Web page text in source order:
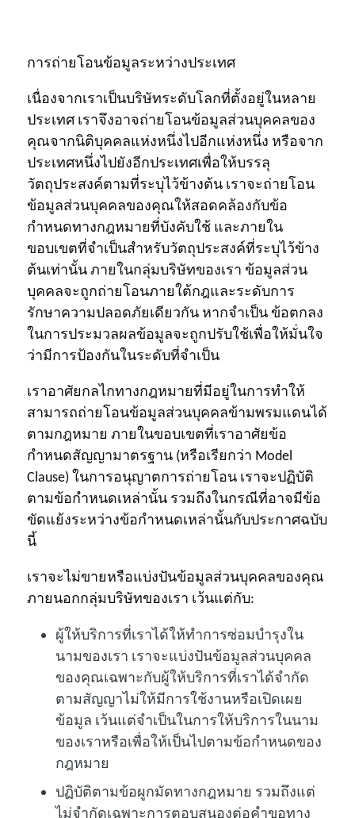
การถ่ายโอนข้อมูลระหว่างประเทศ
เนื่องจากเราเป็นบริษัทระดับโลกที่ตั้งอยู่ในหลาย
ประเทศ เราจึงอาจถ่ายโอนข้อมูลส่วนบุคคลของ
คุณจากนิติบุคคลแห่งหนึ่งไปอีกแห่งหนึ่ง หรือจาก
ประเทศหนึ่งไปยังอีกประเทศเพื่อให้บรรลุ
วัตถุประสงค์ตามที่ระบุไว้ข้างต้น เราจะถ่ายโอน
ข้อมูลส่วนบุคคลของคุณให้สอดคล้องกับข้อ
กำหนดทางกฎหมายที่บังคับใช้ และภายใน
ขอบเขตที่จำเป็นสำหรับวัตถุประสงค์ที่ระบุไว้ข้าง
ต้นเท่านั้น ภายในกลุ่มบริษัทของเรา ข้อมูลส่วน
บุคคลจะถูกถ่ายโอนภายใต้กฎและระดับการ
รักษาความปลอดภัยเดียวกัน หากจำเป็น ข้อตกลง
ในการประมวลผลข้อมูลจะถูกปรับใช้เพื่อให้มั่นใจ
ว่ามีการป้องกันในระดับที่จำเป็น
เราอาศัยกลไกทางกฎหมายที่มีอยู่ในการทำให้
สามารถถ่ายโอนข้อมูลส่วนบุคคลข้ามพรมแดนได้
ตามกฎหมาย ภายในขอบเขตที่เราอาศัยข้อ
กำหนดสัญญามาตรฐาน (หรือเรียกว่า Model
Clause) ในการอนุญาตการถ่ายโอน เราจะปฏิบัติ
ตามข้อกำหนดเหล่านั้น รวมถึงในกรณีที่อาจมีข้อ
ขัดแย้งระหว่างข้อกำหนดเหล่านั้นกับประกาศฉบับ
นี้
เราจะไม่ขายหรือแบ่งปันข้อมูลส่วนบุคคลของคุณ
ภายนอกกลุ่มบริษัทของเรา เว้นแต่กับ:
ผู้ให้บริการที่เราได้ให้ทำการซ่อมบำรุงใน
นามของเรา เราจะแบ่งปันข้อมูลส่วนบุคคล
ของคุณเฉพาะกับผู้ให้บริการที่เราได้จำกัด
ตามสัญญาไม่ให้มีการใช้งานหรือเปิดเผย
ข้อมูล เว้นแต่จำเป็นในการให้บริการในนาม
ของเราหรือเพื่อให้เป็นไปตามข้อกำหนดของ
กฎหมาย
ปฏิบัติตามข้อผูกมัดทางกฎหมาย รวมถึงแต่
ไม่จำกัดเฉพาะการตอบสนองต่อคำขอทาง